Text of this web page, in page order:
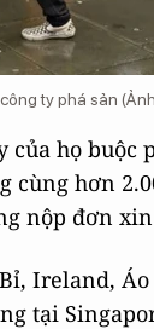
ty phá sản
của họ
cùng hơn
nộp đơn
Ireland,
tại